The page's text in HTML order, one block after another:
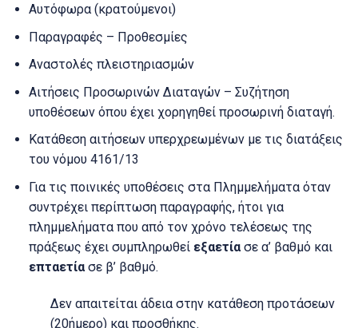
Αυτόφωρα (κρατούμενοι)
Παραγραφές – Προθεσμίες
Αναστολές πλειστηριασμών
Αιτήσεις Προσωρινών Διαταγών – Συζήτηση
υποθέσεων όπου έχει χορηγηθεί προσωρινή διαταγή.
Κατάθεση αιτήσεων υπερχρεωμένων με τις διατάξεις
του νόμου 4161/13
Για τις ποινικές υποθέσεις στα Πλημμελήματα όταν
συντρέχει περίπτωση παραγραφής, ήτοι για
πλημμελήματα που από τον χρόνο τελέσεως της
πράξεως έχει συμπληρωθεί εξαετίασε α’ βαθμό και
επταετίασε β’ βαθμό.
Δεν απαιτείται άδεια στην κατάθεση προτάσεων
(20ήμερο) και προσθήκης.